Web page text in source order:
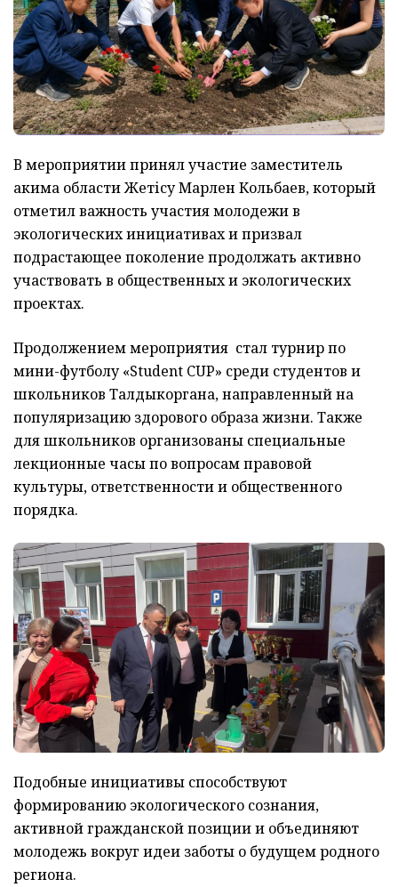
В мероприятии принял участие заместитель
акима области Жетісу Марлен Кольбаев, который
отметил важность участия молодежи в
экологических инициативах и призвал
подрастающее поколение продолжать активно
участвовать в общественных и экологических
проектах.
Продолжением мероприятия стал турнир по
мини-футболу «Student CUP» среди студентов и
школьников Талдыкоргана, направленный на
популяризацию здорового образа жизни. Также
для школьников организованы специальные
лекционные часы по вопросам правовой
культуры, ответственности и общественного
порядка.
Подобные инициативы способствуют
формированию экологического сознания,
активной гражданской позиции и объединяют
молодежь вокруг идеи заботы о будущем родного
региона.